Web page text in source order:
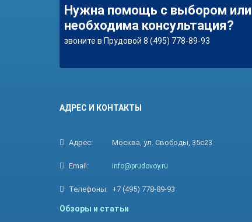
Нужна помощь с выбором или
необходима консультация?
звоните в Прудовой 8 (495) 778-89-93
АДРЕС И КОНТАКТЫ
Адрес: Москва, ул. Свободы, 35с23
Email: info@prudovoy.ru
Телефоны: +7 (495) 778-89-93
Обзоры и статьи